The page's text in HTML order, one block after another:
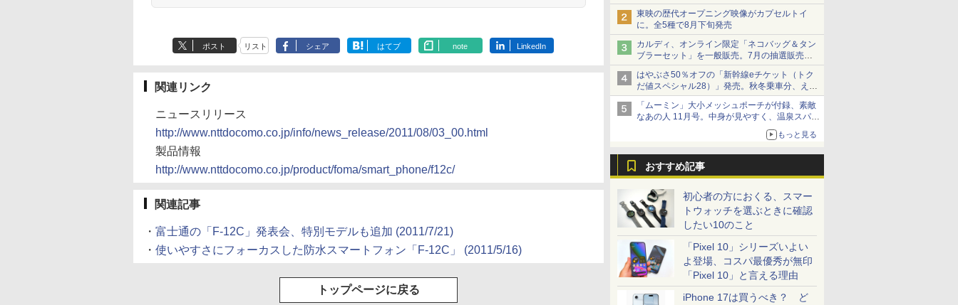
ショーツは1990円に
東映の歴代オープニング映像がカプセルトイ
に。全5種で8月下旬発売
カルディ、オンライン限定「ネコバッグ＆タン
ブラーセット」を一般販売。7月の抽選販売の
当選無効分
はやぶさ50％オフの「新幹線eチケット（トク
だ値スペシャル28）」発売。秋冬乗車分、えき
ねっと限定
「ムーミン」大小メッシュポーチが付録、素敵
なあの人 11月号。中身が見やすく、温泉スパに
もっと見る
おすすめ記事
初心者の方におくる、スマー
トウォッチを選ぶときに確認
したい10のこと
「Pixel 10」シリーズいよい
よ登場、コスパ最優秀が無印
「Pixel 10」と言える理由
iPhone 17は買うべき？ ど
ポスト リスト シェア はてブ note LinkedIn
関連リンク
ニュースリリース
http://www.nttdocomo.co.jp/info/news_release/2011/08/03_00.html
製品情報
http://www.nttdocomo.co.jp/product/foma/smart_phone/f12c/
関連記事
・ 富士通の「F-12C」発表会、特別モデルも追加 (2011/7/21)
・ 使いやすさにフォーカスした防水スマートフォン「F-12C」 (2011/5/16)
トップページに戻る